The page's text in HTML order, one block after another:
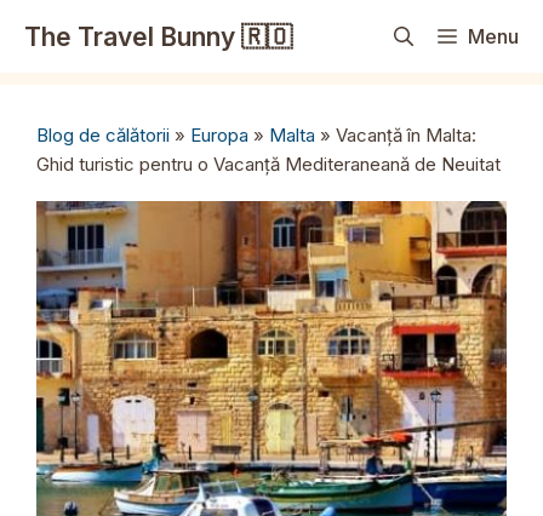
The Travel Bunny 🇷🇴 Menu
Blog de călătorii » Europa » Malta » Vacanță în Malta:
Ghid turistic pentru o Vacanță Mediteraneană de Neuitat